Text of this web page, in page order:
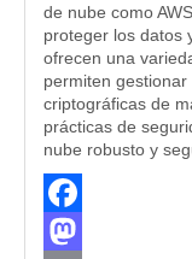
de nube como
proteger los datos
ofrecen una
permiten
criptográficas de
prácticas de
nube robusto y
Facebook